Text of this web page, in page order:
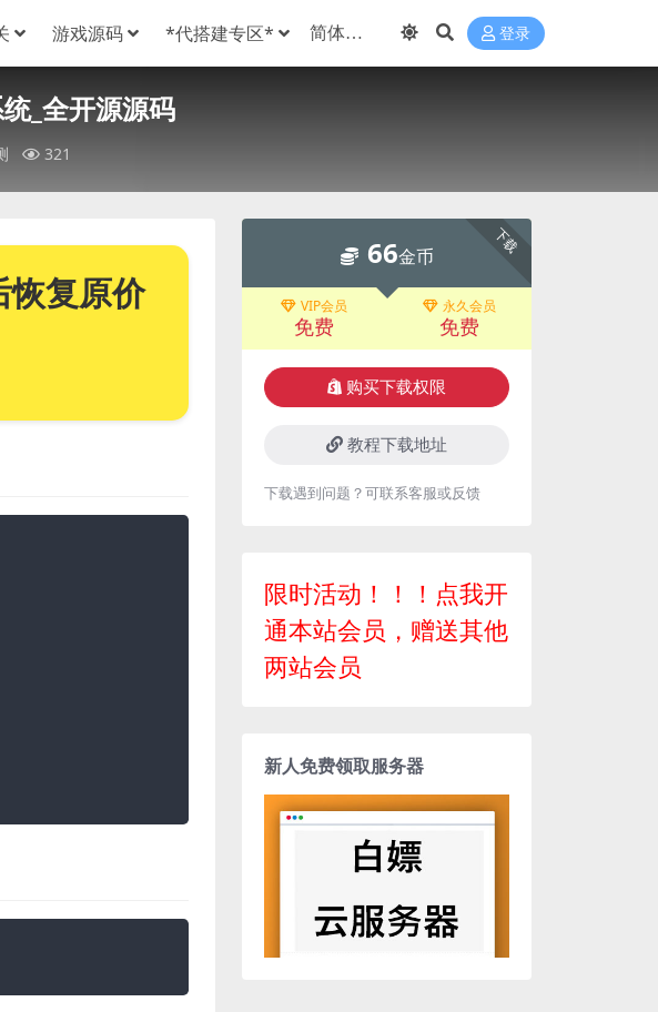
游戏源码 *代搭建专区* 登录
_全开源源码
321
恢复原价
下载
66金币
VIP会员
免费
永久会员
免费
购买下载权限
教程下载地址
下载遇到问题？可联系客服或反馈
限时活动！！！点我开
通本站会员，赠送其他
两站会员
新人免费领取服务器